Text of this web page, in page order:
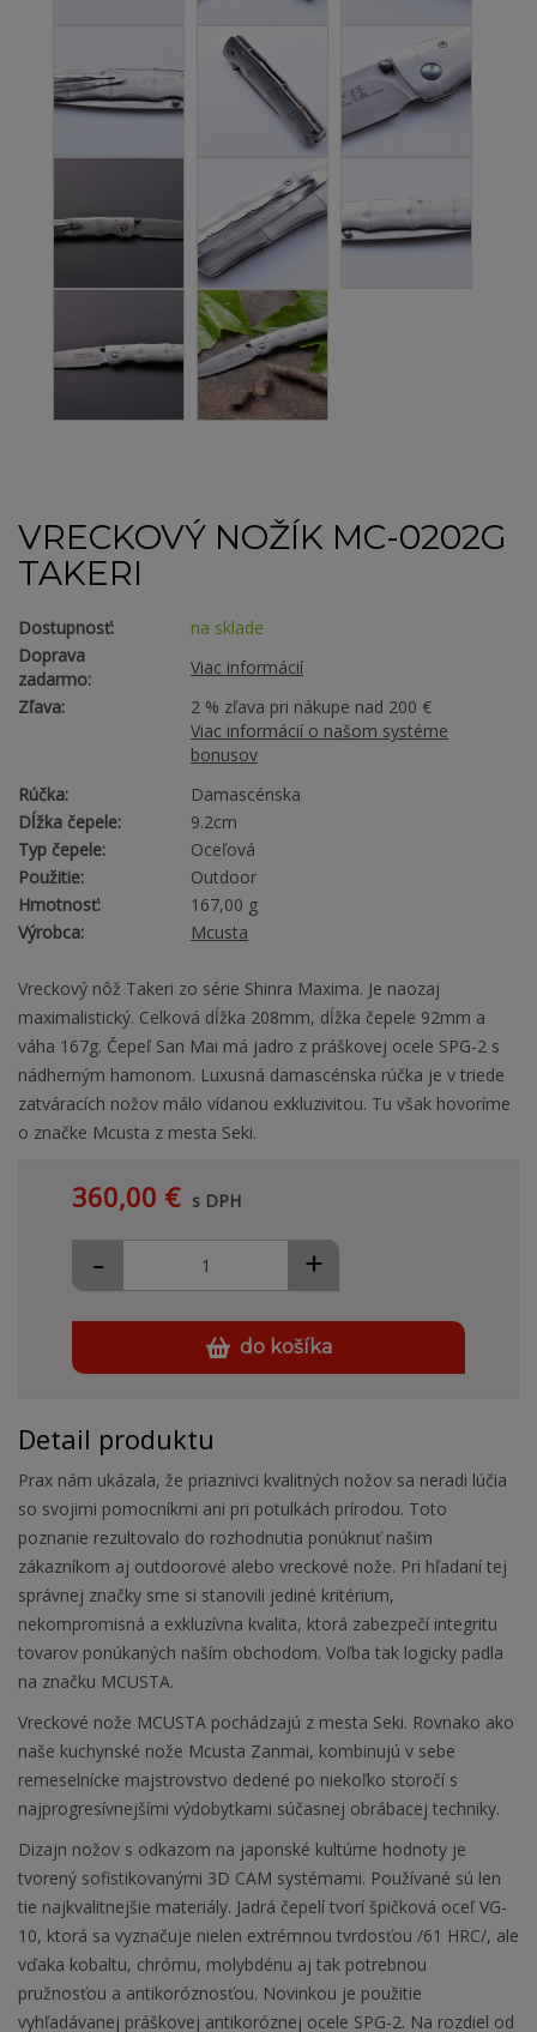
VRECKOVÝ NOŽÍK MC-0202G
TAKERI
Dostupnosť:
na sklade
Doprava
zadarmo:
Viac informácií
Zľava:
2 % zľava pri nákupe nad 200 €
Viac informácií o našom systéme
bonusov
Rúčka:
Damascénska
Dĺžka čepele:
9.2cm
Typ čepele:
Oceľová
Použitie:
Outdoor
Hmotnosť:
167,00 g
Výrobca:
Mcusta
Vreckový nôž Takeri zo série Shinra Maxima. Je naozaj
maximalistický. Celková dĺžka 208mm, dĺžka čepele 92mm a
váha 167g. Čepeľ San Mai má jadro z práškovej ocele SPG-2 s
nádherným hamonom. Luxusná damascénska rúčka je v triede
zatváracích nožov málo vídanou exkluzivitou. Tu však hovoríme
o značke Mcusta z mesta Seki.
360,00 € s DPH
+
-
do košíka
Detail produktu
Prax nám ukázala, že priaznivci kvalitných nožov sa neradi lúčia
so svojimi pomocníkmi ani pri potulkách prírodou. Toto
poznanie rezultovalo do rozhodnutia ponúknuť našim
zákazníkom aj outdoorové alebo vreckové nože. Pri hľadaní tej
správnej značky sme si stanovili jediné kritérium,
nekompromisná a exkluzívna kvalita, ktorá zabezpečí integritu
tovarov ponúkaných naším obchodom. Voľba tak logicky padla
na značku MCUSTA.
Vreckové nože MCUSTA pochádzajú z mesta Seki. Rovnako ako
naše kuchynské nože Mcusta Zanmai, kombinujú v sebe
remeselnícke majstrovstvo dedené po niekoľko storočí s
najprogresívnejšími výdobytkami súčasnej obrábacej techniky.
Dizajn nožov s odkazom na japonské kultúrne hodnoty je
tvorený sofistikovanými 3D CAM systémami. Používané sú len
tie najkvalitnejšie materiály. Jadrá čepelí tvorí špičková oceľ VG-
10, ktorá sa vyznačuje nielen extrémnou tvrdosťou /61 HRC/, ale
vďaka kobaltu, chrómu, molybdénu aj tak potrebnou
pružnosťou a antikoróznosťou. Novinkou je použitie
vyhľadávanej práškovej antikoróznej ocele SPG-2. Na rozdiel od